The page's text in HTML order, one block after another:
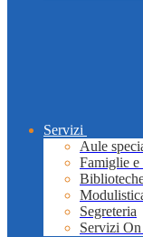
Servizi
Aule
Famiglie e
Segreteria
Servizi